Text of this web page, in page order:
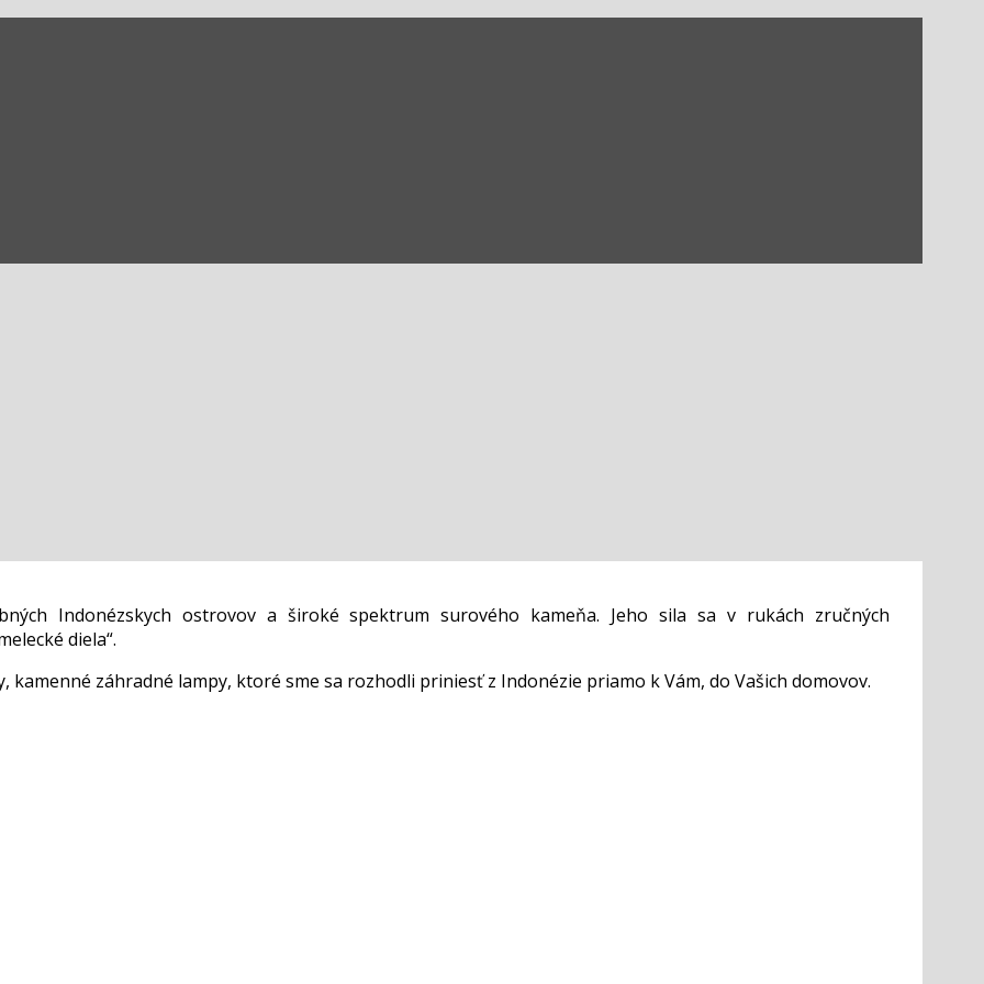
Indonézskych ostrovov a široké spektrum surového kameňa. Jeho sila sa v rukách zručných
diela“.
záhradné lampy, ktoré sme sa rozhodli priniesť z Indonézie priamo k Vám, do Vašich domovov.